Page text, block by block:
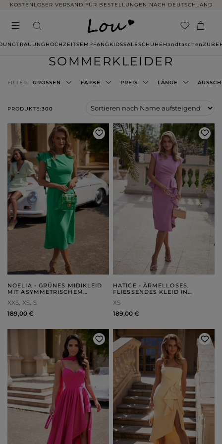
14 TAGE RÜCKGABE OHNE ANGABE VON GRÜNDEN
TRAUUNG HOCHZEITSEMPFANG KIDSSALESCHUHE Handtaschen
SOMMERKLEIDER
PRODUKTE:300
FILTER: GRÖSSEN FARBE PREIS LÄNGE
NOELIA - GRÜNES MIDIKLEID
MIT ASYMMETRISCHEM
SCHÄRPE
XXS XS S
189,00 €
HATICE - ÄRMELLOSES,
FLIESSENDES KLEID IN P
ÜSCHENBESATZ UND S
CHÖSSCHEN
XS
189,00 €